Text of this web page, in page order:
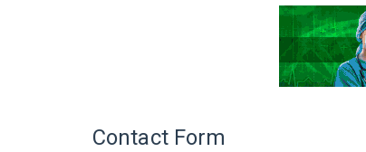
Contact Form